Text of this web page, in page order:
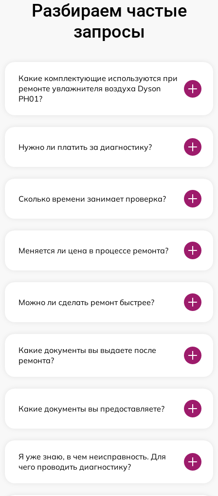
Разбираем частые
запросы
Какие комплектующие используются при
ремонте увлажнителя воздуха Dyson
PH01?
Нужно ли платить за диагностику?
Сколько времени занимает проверка?
Меняется ли цена в процессе ремонта?
Можно ли сделать ремонт быстрее?
Какие документы вы выдаете после
ремонта?
Какие документы вы предоставляете?
Я уже знаю, в чем неисправность. Для
чего проводить диагностику?